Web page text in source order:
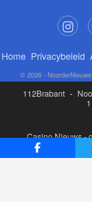
Home Privacybeleid
© 2026 -
112Brabant -
Casino Nieuws-
buitenlandse site